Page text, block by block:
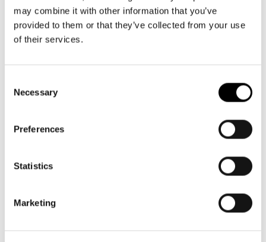
may combine it with other information that you’ve
provided to them or that they’ve collected from your use
of their services.
Selection
Necessary
Preferences
Statistics
Marketing
Basado en 2 opiniones
Producto Opiniones